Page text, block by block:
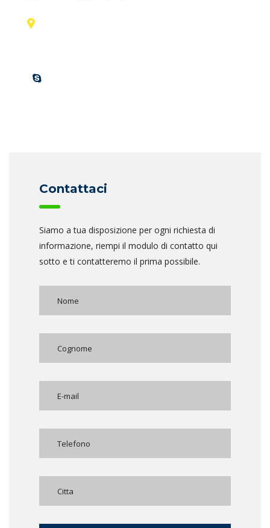
Contattaci
Siamo a tua disposizione per ogni richiesta di
informazione, riempi il modulo di contatto qui
sotto e ti contatteremo il prima possibile.